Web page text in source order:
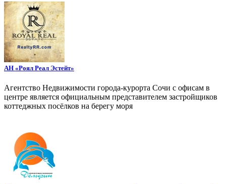
АН «Роял Реал Эстейт»
Агентство Недвижимости города-курорта Сочи с офисам в
центре является официальным представителем застройщиков
коттеджных посёлков на берегу моря